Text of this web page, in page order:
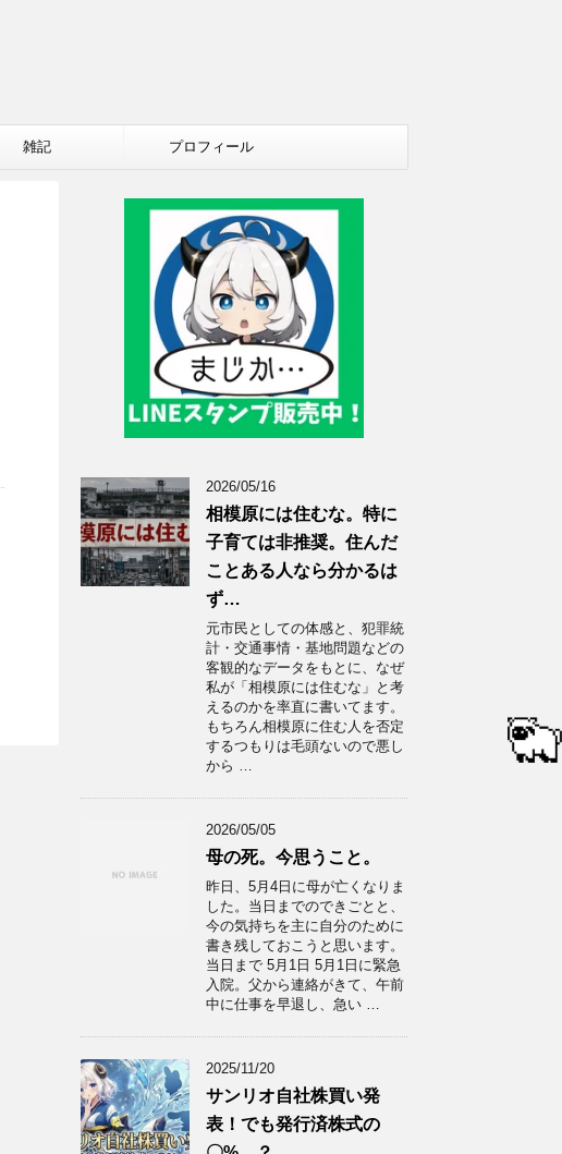
雑記 プロフィール
2026/05/16
相模原には住むな。特に
子育ては非推奨。住んだ
ことある人なら分かるは
ず…
元市民としての体感と、犯罪統
計・交通事情・基地問題などの
客観的なデータをもとに、なぜ
私が「相模原には住むな」と考
えるのかを率直に書いてます。
もちろん相模原に住む人を否定
するつもりは毛頭ないので悪し
から …
2026/05/05
母の死。今思うこと。
昨日、5月4日に母が亡くなりま
した。当日までのできごとと、
今の気持ちを主に自分のために
書き残しておこうと思います。
当日まで 5月1日 5月1日に緊急
入院。父から連絡がきて、午前
中に仕事を早退し、急い …
2025/11/20
サンリオ自社株買い発
表！でも発行済株式の